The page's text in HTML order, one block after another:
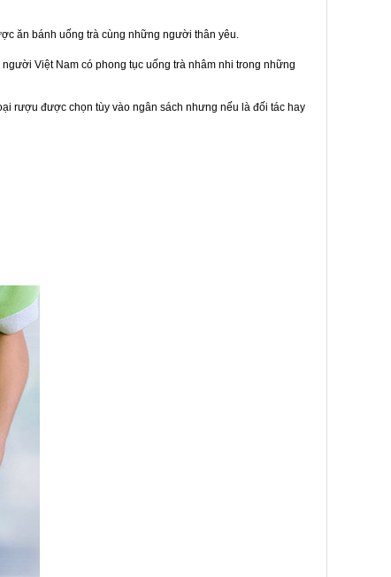
ăn bánh uống trà cùng những người thân yêu.
Việt Nam có phong tục uống trà nhâm nhi trong những
rượu được chọn tùy vào ngân sách nhưng nếu là đối tác hay